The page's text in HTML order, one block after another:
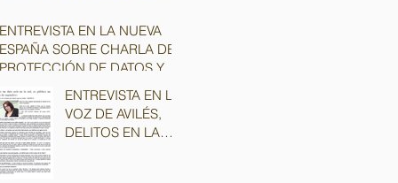
ENTREVISTA EN LA NUEVA
ESPAÑA SOBRE CHARLA DE
PROTECCIÓN DE DATOS Y
ENTREVISTA EN LA
VOZ DE AVILÉS,
DELITOS EN LA